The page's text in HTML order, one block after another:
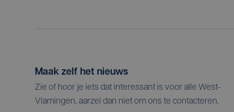
Maak zelf het nieuws
Zie of hoor je iets dat interessant is voor alle West-
Vlamingen, aarzel dan niet om ons te contacteren.